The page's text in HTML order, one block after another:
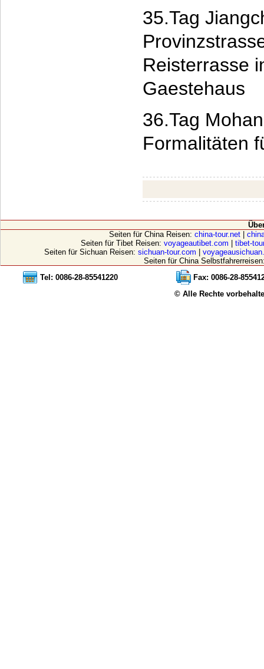
35.Tag
Reisterrasse
Gaestehaus
36.Tag
Formalitäten
Seiten für China Reisen: china-tour.net|
Seiten für Tibet Reisen: voyageautibet.com
tibet-
Seiten für Sichuan Reisen: sichuan-tour.com
Seiten für China
Tel: 0086-28-85541220
Fax: 0086-28-
© Alle Rechte